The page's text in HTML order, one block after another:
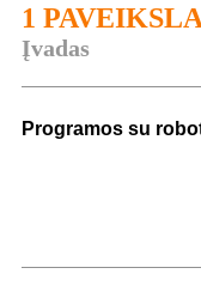
1
Įvadas
Programos su